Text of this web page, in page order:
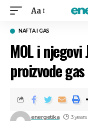
Aa
NAFTA I GAS
MOL i
proizvode
energetika 3